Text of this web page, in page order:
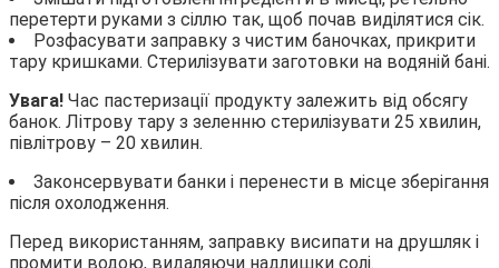
перетерти руками з сіллю так, щоб почав виділятися сік.
Розфасувати заправку з чистим баночках, прикрити
тару кришками. Стерилізувати заготовки на водяній бані.
Увага! Час пастеризації продукту залежить від обсягу
банок. Літрову тару з зеленню стерилізувати 25 хвилин,
півлітрову – 20 хвилин.
Законсервувати банки і перенести в місце зберігання
після охолодження.
Перед використанням, заправку висипати на друшляк і
промити водою, видаляючи надлишки солі.